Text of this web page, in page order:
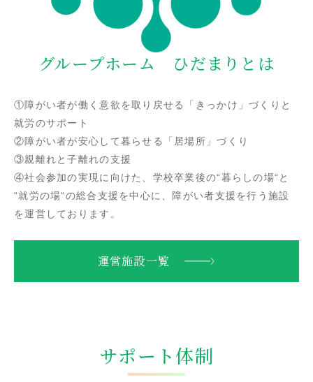
グループホーム ひだまりとは
①障がい者が働く意欲を取り戻せる「きっかけ」づくりと
就労のサポート
②障がい者が安心して暮らせる「居場所」づくり
③親離れと子離れの支援
④社会参加の実現に向けた、学校卒業後の“暮らしの場“と
“就労の場“の総合支援を中心に、障がい者支援を行う施設
を運営しております。
運営施設一覧
サポート体制